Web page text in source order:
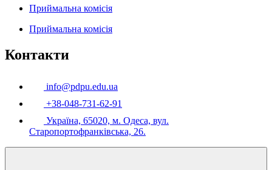
Приймальна комісія
Приймальна комісія
Контакти
info@pdpu.edu.ua
+38-048-731-62-91
Україна, 65020, м. Одеса, вул.
Старопортофранківська, 26.